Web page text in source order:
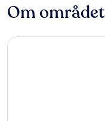
Om området